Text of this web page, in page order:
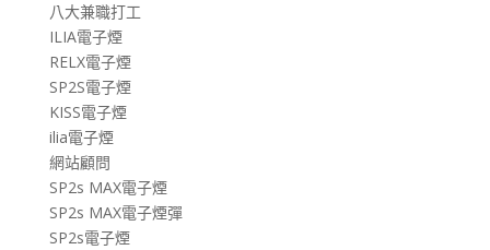
八大兼職打工
ILIA電子煙
RELX電子煙
SP2S電子煙
KISS電子煙
ilia電子煙
網站顧問
SP2s MAX電子煙
SP2s MAX電子煙彈
SP2s電子煙